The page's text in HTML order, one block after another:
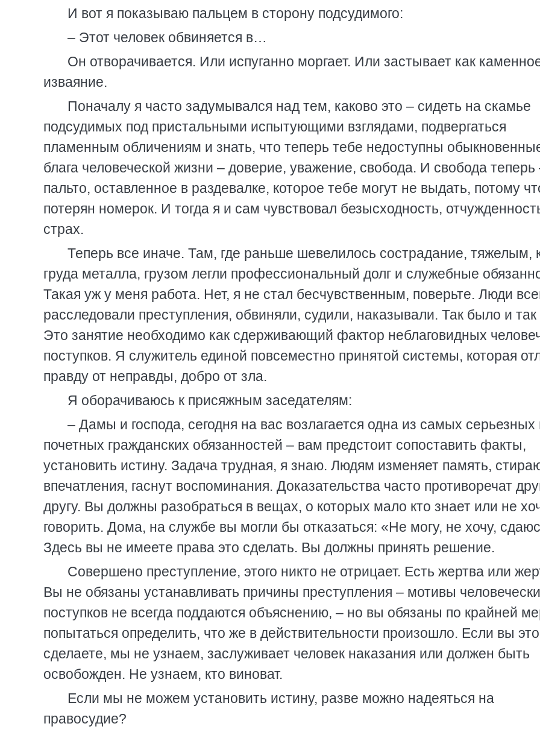
И вот я показываю пальцем в сторону подсудимого:
– Этот человек обвиняется в…
Он отворачивается. Или испуганно моргает. Или застывает как
изваяние.
Поначалу я часто задумывался над тем, каково это – сидеть на скамье
подсудимых под пристальными испытующими взглядами, подвергаться
пламенным обличениям и знать, что теперь тебе недоступны
блага человеческой жизни – доверие, уважение, свобода. И свобода теперь
пальто, оставленное в раздевалке, которое тебе могут не выдать, потому
потерян номерок. И тогда я и сам чувствовал безысходность,
страх.
Теперь все иначе. Там, где раньше шевелилось сострадание, тяжелым,
груда металла, грузом легли профессиональный долг и служебные
Такая уж у меня работа. Нет, я не стал бесчувственным, поверьте. Люди
расследовали преступления, обвиняли, судили, наказывали. Так было и так
Это занятие необходимо как сдерживающий фактор неблаговидных
поступков. Я служитель единой повсеместно принятой системы, которая
правду от неправды, добро от зла.
Я оборачиваюсь к присяжным заседателям:
– Дамы и господа, сегодня на вас возлагается одна из самых серьезных
почетных гражданских обязанностей – вам предстоит сопоставить факты,
установить истину. Задача трудная, я знаю. Людям изменяет память,
впечатления, гаснут воспоминания. Доказательства часто противоречат
другу. Вы должны разобраться в вещах, о которых мало кто знает или не
говорить. Дома, на службе вы могли бы отказаться: «Не могу, не хочу,
Здесь вы не имеете права это сделать. Вы должны принять решение.
Совершено преступление, этого никто не отрицает. Есть жертва или
Вы не обязаны устанавливать причины преступления – мотивы
поступков не всегда поддаются объяснению, – но вы обязаны по крайней
попытаться определить, что же в действительности произошло. Если вы
сделаете, мы не узнаем, заслуживает человек наказания или должен быть
освобожден. Не узнаем, кто виноват.
Если мы не можем установить истину, разве можно надеяться на
правосудие?